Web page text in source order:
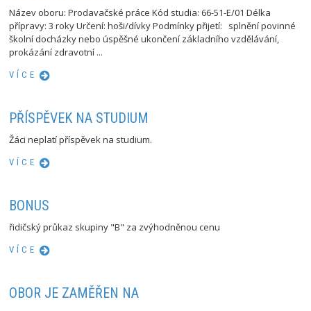
Název oboru: Prodavačské práce Kód studia: 66-51-E/01 Délka
přípravy: 3 roky Určení: hoši/dívky Podmínky přijetí: splnění povinné
školní docházky nebo úspěšné ukončení základního vzdělávání,
prokázání zdravotní ...
VÍCE
PŘÍSPĚVEK NA STUDIUM
Žáci neplatí příspěvek na studium.
VÍCE
BONUS
řidičský průkaz skupiny "B" za zvýhodněnou cenu
VÍCE
OBOR JE ZAMĚŘEN NA